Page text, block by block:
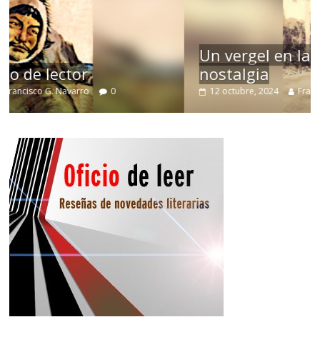
Un vergel en las nieblas de la
nostalgia
12 octubre, 2024 Francisco G. Navarro 0